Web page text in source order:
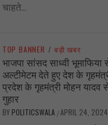
चाहते...
TOP BANNER / बड़ी खबर
भाजपा सांसद साध्वी
अल्टीमेटम देते हुए देश के
प्रदेश के गृहमंत्री मोहन यादव
गुहार
BY POLITICSWALA /APRIL 24, 2024